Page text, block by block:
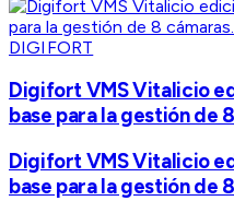
DIGIFORT
Digifort VMS Vitalicio
base para la gestión de
Digifort VMS Vitalicio
base para la gestión de